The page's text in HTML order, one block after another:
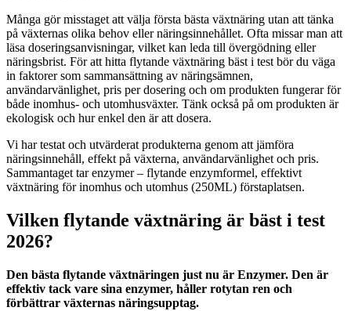
Många gör misstaget att välja första bästa växtnäring utan att tänka
på växternas olika behov eller näringsinnehållet. Ofta missar man att
läsa doseringsanvisningar, vilket kan leda till övergödning eller
näringsbrist. För att hitta flytande växtnäring bäst i test bör du väga
in faktorer som sammansättning av näringsämnen,
användarvänlighet, pris per dosering och om produkten fungerar för
både inomhus- och utomhusväxter. Tänk också på om produkten är
ekologisk och hur enkel den är att dosera.
Vi har testat och utvärderat produkterna genom att jämföra
näringsinnehåll, effekt på växterna, användarvänlighet och pris.
Sammantaget tar enzymer – flytande enzymformel, effektivt
växtnäring för inomhus och utomhus (250ML) förstaplatsen.
Vilken flytande växtnäring är bäst i test
2026?
Den bästa flytande växtnäringen just nu är Enzymer. Den är
effektiv tack vare sina enzymer, håller rotytan ren och
förbättrar växternas näringsupptag.